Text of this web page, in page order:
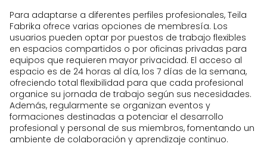
Servicio de atención y dinamización,
apoyo en la organización de
eventos e intermediación para la
contratación de catering.
Acceso a una comunidad de
profesionales y visibilidad en las
redes sociales de Teila Fabrika.
Espacios comunes para co-crear y
una agenda sociocultural activa.
Para adaptarse a diferentes perfiles profesionales, Teila
Fabrika ofrece varias opciones de membresía. Los
usuarios pueden optar por puestos de trabajo flexibles
en espacios compartidos o por oficinas privadas para
equipos que requieren mayor privacidad. El acceso al
espacio es de 24 horas al día, los 7 días de la semana,
ofreciendo total flexibilidad para que cada profesional
organice su jornada de trabajo según sus necesidades.
Además, regularmente se organizan eventos y
formaciones destinadas a potenciar el desarrollo
profesional y personal de sus miembros, fomentando un
ambiente de colaboración y aprendizaje continuo.